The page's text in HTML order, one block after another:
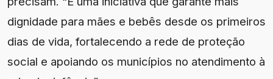
dignidade para mães e bebês desde os primeiros
dias de vida, fortalecendo a rede de proteção
social e apoiando os municípios no atendimento à